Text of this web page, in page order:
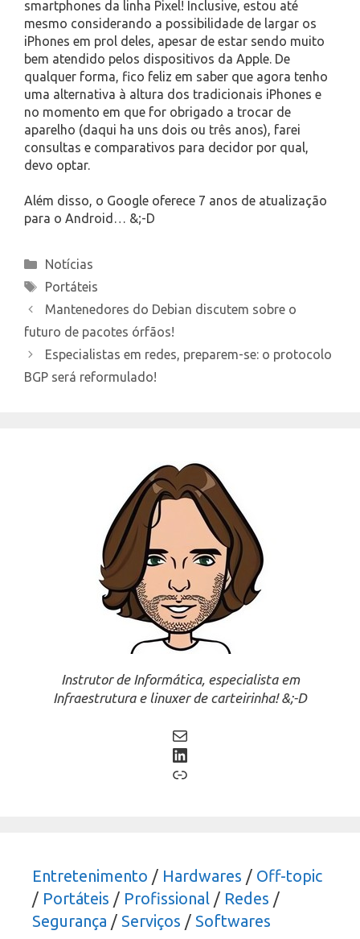
smartphones da linha Pixel! Inclusive, estou até
mesmo considerando a possibilidade de largar os
iPhones em prol deles, apesar de estar sendo muito
bem atendido pelos dispositivos da Apple. De
qualquer forma, fico feliz em saber que agora tenho
uma alternativa à altura dos tradicionais iPhones e
no momento em que for obrigado a trocar de
aparelho (daqui ha uns dois ou três anos), farei
consultas e comparativos para decidor por qual,
devo optar.
Além disso, o Google oferece 7 anos de atualização
para o Android… &;-D
Categories
Notícias
Tags
Portáteis
Mantenedores do Debian discutem sobre o
futuro de pacotes órfãos!
Especialistas em redes, preparem-se: o protocolo
BGP será reformulado!
Instrutor de Informática, especialista em
Infraestrutura e linuxer de carteirinha! &;-D
Mail
LinkedIn
Link
Entretenimento / Hardwares / Off-topic
/ Portáteis / Profissional / Redes /
Segurança / Serviços / Softwares